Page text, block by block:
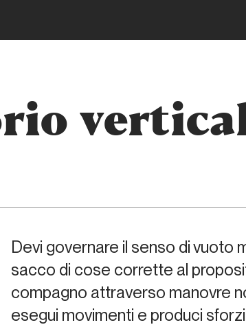
Devi governare il senso di vuoto
sacco di cose corrette al
compagno attraverso manovre
esegui movimenti e produci